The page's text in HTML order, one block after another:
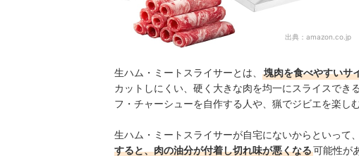
出典： amazon.co.jp
生ハム・ミートスライサーとは、 塊肉を食べやすいサ
カットしにくい、硬く大きな肉を均一にスライスでき
フ・チャーシューを自作する人や、猟でジビエを楽し
生ハム・ミートスライサーが自宅にないからといって、
すると、肉の油分が付着し切れ味が悪くなる可能性が